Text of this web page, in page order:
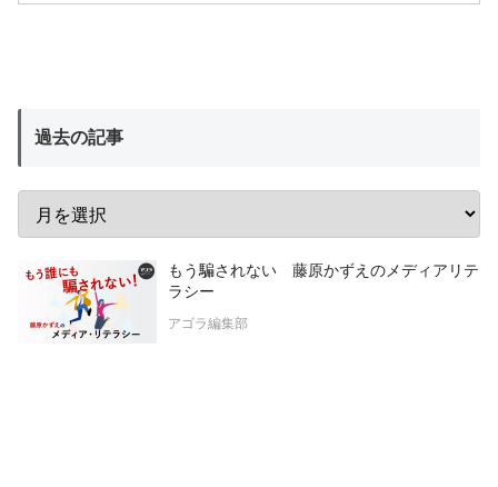
過去の記事
もう騙されない 藤原かずえのメディアリテ
ラシー
アゴラ編集部